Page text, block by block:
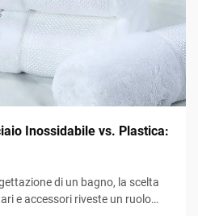
Inossidabile vs. Plastica:
di un bagno, la scelta
e accessori riveste un ruolo